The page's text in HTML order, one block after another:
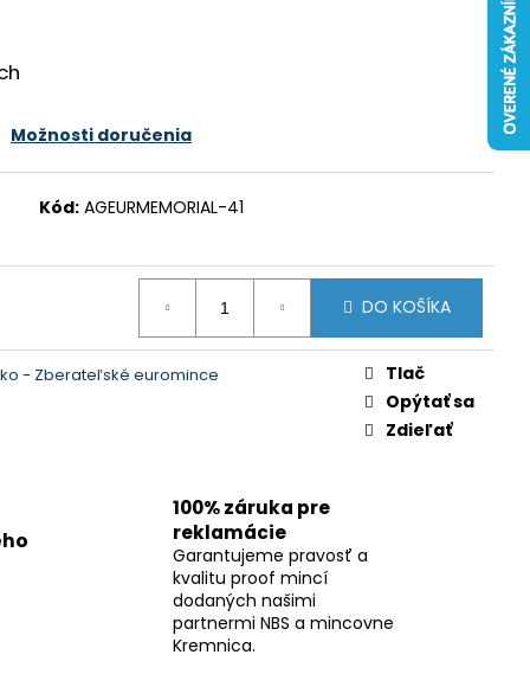
Možnosti doručenia
Kód: AGEURMEMORIAL-41
DO KOŠÍKA
- Zberateľské euromince
Tlač
Opýtať sa
Zdieľať
100% záruka pre
reklamácie
Garantujeme pravosť a
kvalitu proof mincí
dodaných našimi
partnermi NBS a mincovne
Kremnica.